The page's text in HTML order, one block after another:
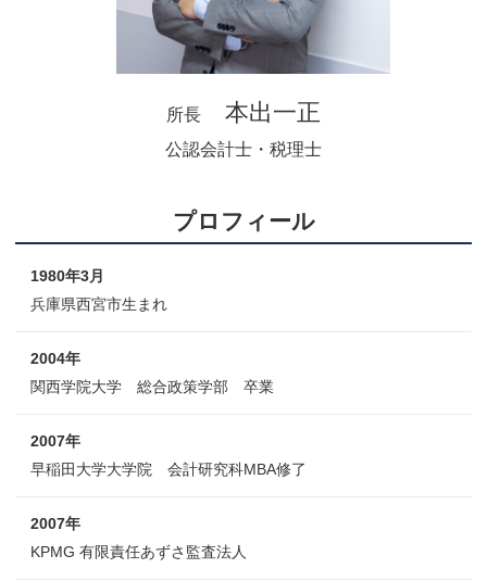
所長 本出一正
公認会計士・税理士
プロフィール
1980年3月
兵庫県西宮市生まれ
2004年
関西学院大学 総合政策学部 卒業
2007年
早稲田大学大学院 会計研究科MBA修了
2007年
KPMG 有限責任あずさ監査法人